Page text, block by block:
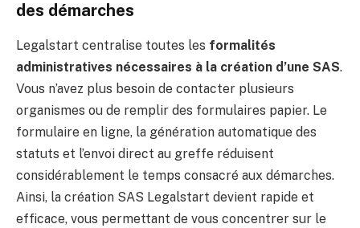
des démarches
Legalstart centralise toutes les formalités
administratives nécessaires à la création d’une SAS.
Vous n’avez plus besoin de contacter plusieurs
organismes ou de remplir des formulaires papier. Le
formulaire en ligne, la génération automatique des
statuts et l’envoi direct au greffe réduisent
considérablement le temps consacré aux démarches.
Ainsi, la création SAS Legalstart devient rapide et
efficace, vous permettant de vous concentrer sur le